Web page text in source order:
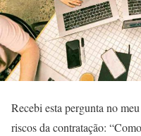
Recebi esta pergunta no
riscos da contratação: